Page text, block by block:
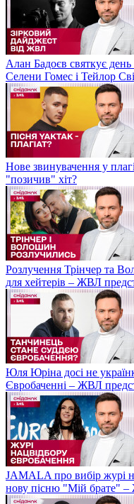
Алан Бадоєв святкує
Селени Гомес і Тейлор
Нове звинувачення у
"позичив" хіт?
Розлучення Трінчер та
для хейтерів – ЖВЛ
Юля Юріна досі не
Євробаченні – ЖВЛ
JAMALA про вибір журі
нову пісню "Мій брате"